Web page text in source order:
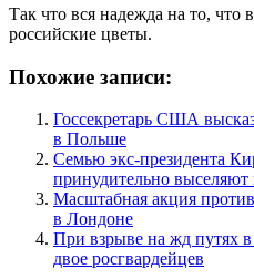
Так что вся надежда на то,
российские цветы.
Похожие записи:
Госсекретарь США
в Польше
Семью экс-президента
принудительно выселяют
Масштабная акция
в Лондоне
При взрыве на жд путях
двое росгвардейцев